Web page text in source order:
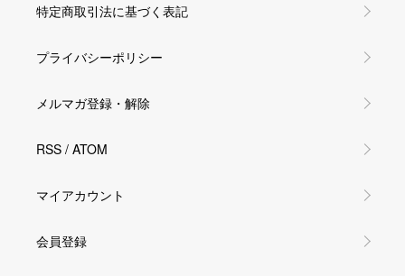
特定商取引法に基づく表記
プライバシーポリシー
メルマガ登録・解除
RSS / ATOM
マイアカウント
会員登録